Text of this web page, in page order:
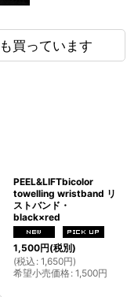
買っています
PEEL&LIFTbicolor
towelling wristband リ
ストバンド・
black×red
1,500円(税別)
(税込 : 1,650円)
希望小売価格: 1,500円